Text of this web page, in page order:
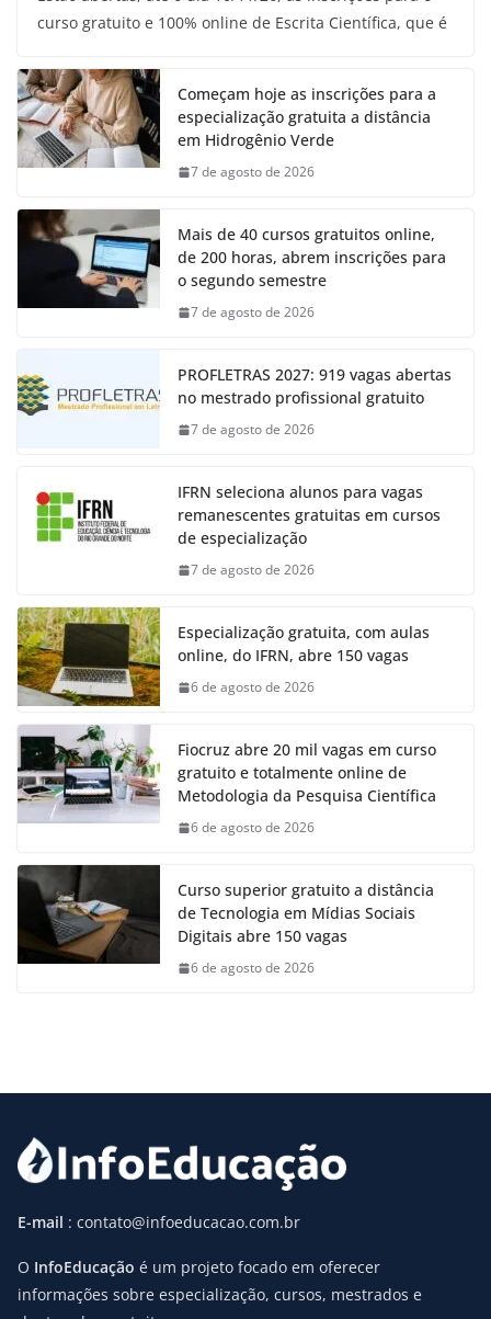
curso gratuito e 100% online de Escrita Científica, que é
Começam hoje as inscrições para a
especialização gratuita a distância
em Hidrogênio Verde
7 de agosto de 2026
Mais de 40 cursos gratuitos online,
de 200 horas, abrem inscrições para
o segundo semestre
7 de agosto de 2026
PROFLETRAS 2027: 919 vagas abertas
no mestrado profissional gratuito
7 de agosto de 2026
IFRN seleciona alunos para vagas
remanescentes gratuitas em cursos
de especialização
7 de agosto de 2026
Especialização gratuita, com aulas
online, do IFRN, abre 150 vagas
6 de agosto de 2026
Fiocruz abre 20 mil vagas em curso
gratuito e totalmente online de
Metodologia da Pesquisa Científica
6 de agosto de 2026
Curso superior gratuito a distância
de Tecnologia em Mídias Sociais
Digitais abre 150 vagas
6 de agosto de 2026
E-mail : contato@infoeducacao.com.br
O InfoEducação é um projeto focado em oferecer
informações sobre especialização, cursos, mestrados e